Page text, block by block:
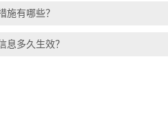
施有哪些？
息多久生效？